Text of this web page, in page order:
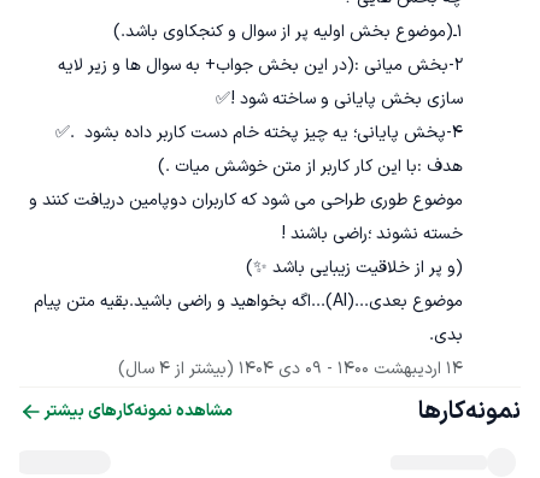
2-بخش میانی :(در این بخش جواب+ به سوال ها و زیر لایه
موضوع طوری طراحی می شود که کاربران دوپامین دریافت کنند و
موضوع بعدی...(AI)...اگه بخواهید و راضی باشید.بقیه متن پیام
بدی.
14 اردیبهشت 1400
- 09 دی 1404 (بیشتر از 4 سال)
نمونه‌کارها مشاهده نمونه‌کارهای بیشتر